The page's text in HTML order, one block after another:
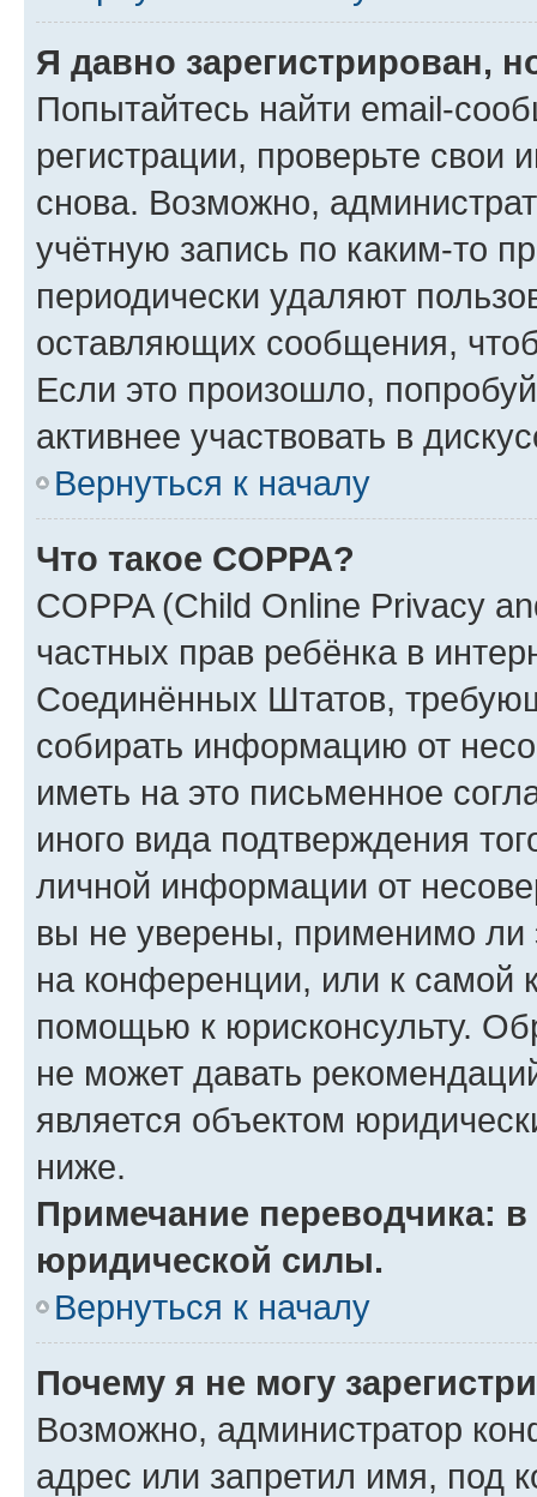
Я давно зарегистрирован,
Попытайтесь найти email-
регистрации, проверьте свои
снова. Возможно,
учётную запись по каким-то
периодически удаляют
оставляющих сообщения,
Если это произошло,
активнее участвовать в
Вернуться к началу
Что такое COPPA?
COPPA (Child Online Privacy
частных прав ребёнка в
Соединённых Штатов,
собирать информацию от
иметь на это письменное
иного вида подтверждения
личной информации от
вы не уверены, применимо ли
на конференции, или к самой
помощью к юрисконсульту.
не может давать
является объектом
ниже.
Примечание переводчика:
юридической силы.
Вернуться к началу
Почему я не могу
Возможно, администратор
адрес или запретил имя, под